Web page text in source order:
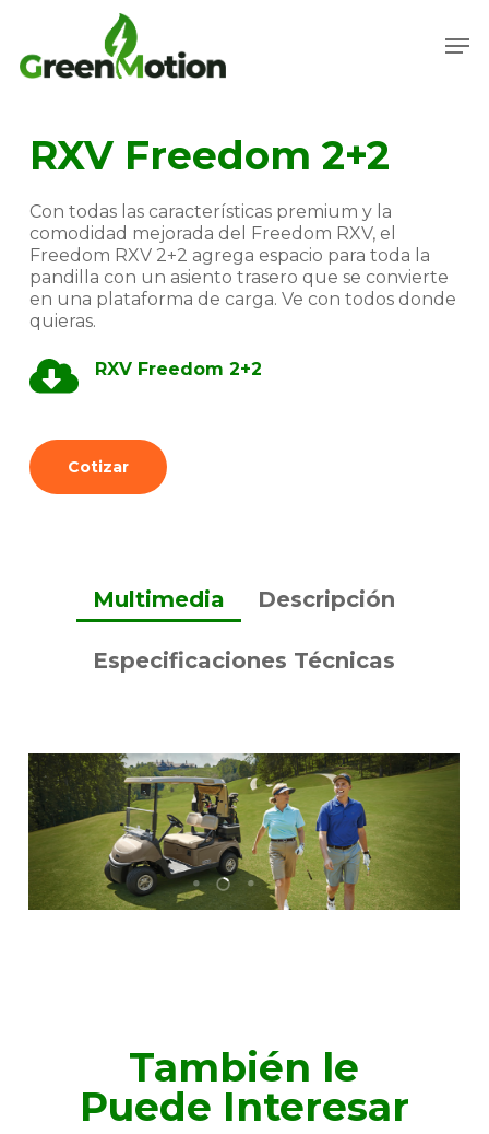
main
content
RXV Freedom 2+2
Con todas las características premium y la
comodidad mejorada del Freedom RXV, el
Freedom RXV 2+2 agrega espacio para toda la
pandilla con un asiento trasero que se convierte
en una plataforma de carga. Ve con todos donde
quieras.
RXV Freedom 2+2
Cotizar
Multimedia Descripción
Especificaciones Técnicas
También le
Puede Interesar